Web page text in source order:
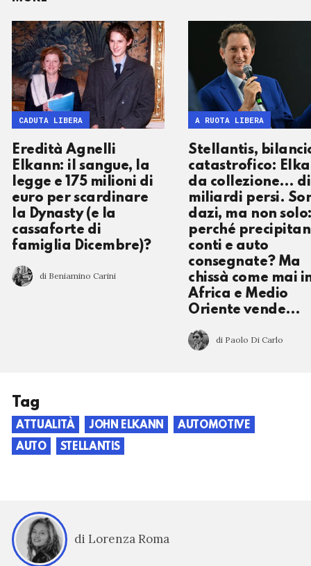
Eredità Agnelli
Elkann: il sangue, la
legge e 175 milioni di
euro per scardinare
la Dynasty (e la
cassaforte di
famiglia Dicembre)?
di Beniamino Carini
CADUTA LIBERA
Stellantis,
catastrofico:
da collezione… di
miliardi persi.
dazi, ma non
perché
conti e auto
consegnate? Ma
chissà come mai
Africa e Medio
Oriente vende…
di Paolo Di Carlo
A RUOTA LIBERA
Tag
ATTUALITÀ JOHN ELKANN
AUTOMOTIVE
AUTO
STELLANTIS
di Lorenza Roma